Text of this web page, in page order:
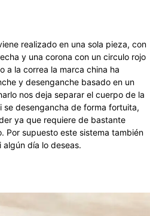
realizado en una sola pieza, con
y una corona con un circulo rojo
a la correa la marca china ha
y desenganche basado en un
nos deja separar el cuerpo de la
desengancha de forma fortuita,
ya que requiere de bastante
Por supuesto este sistema también
día lo deseas.